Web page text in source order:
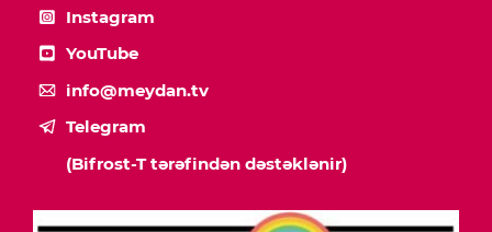
Instagram
YouTube
info@meydan.tv
Telegram
(Bifrost-T tərəfindən dəstəklənir)